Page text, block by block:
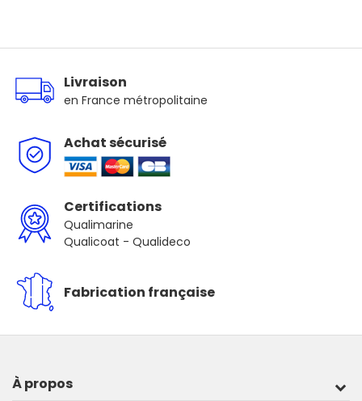
Livraison
en France métropolitaine
Achat sécurisé
Certifications
Qualimarine
Qualicoat - Qualideco
Fabrication française
À propos